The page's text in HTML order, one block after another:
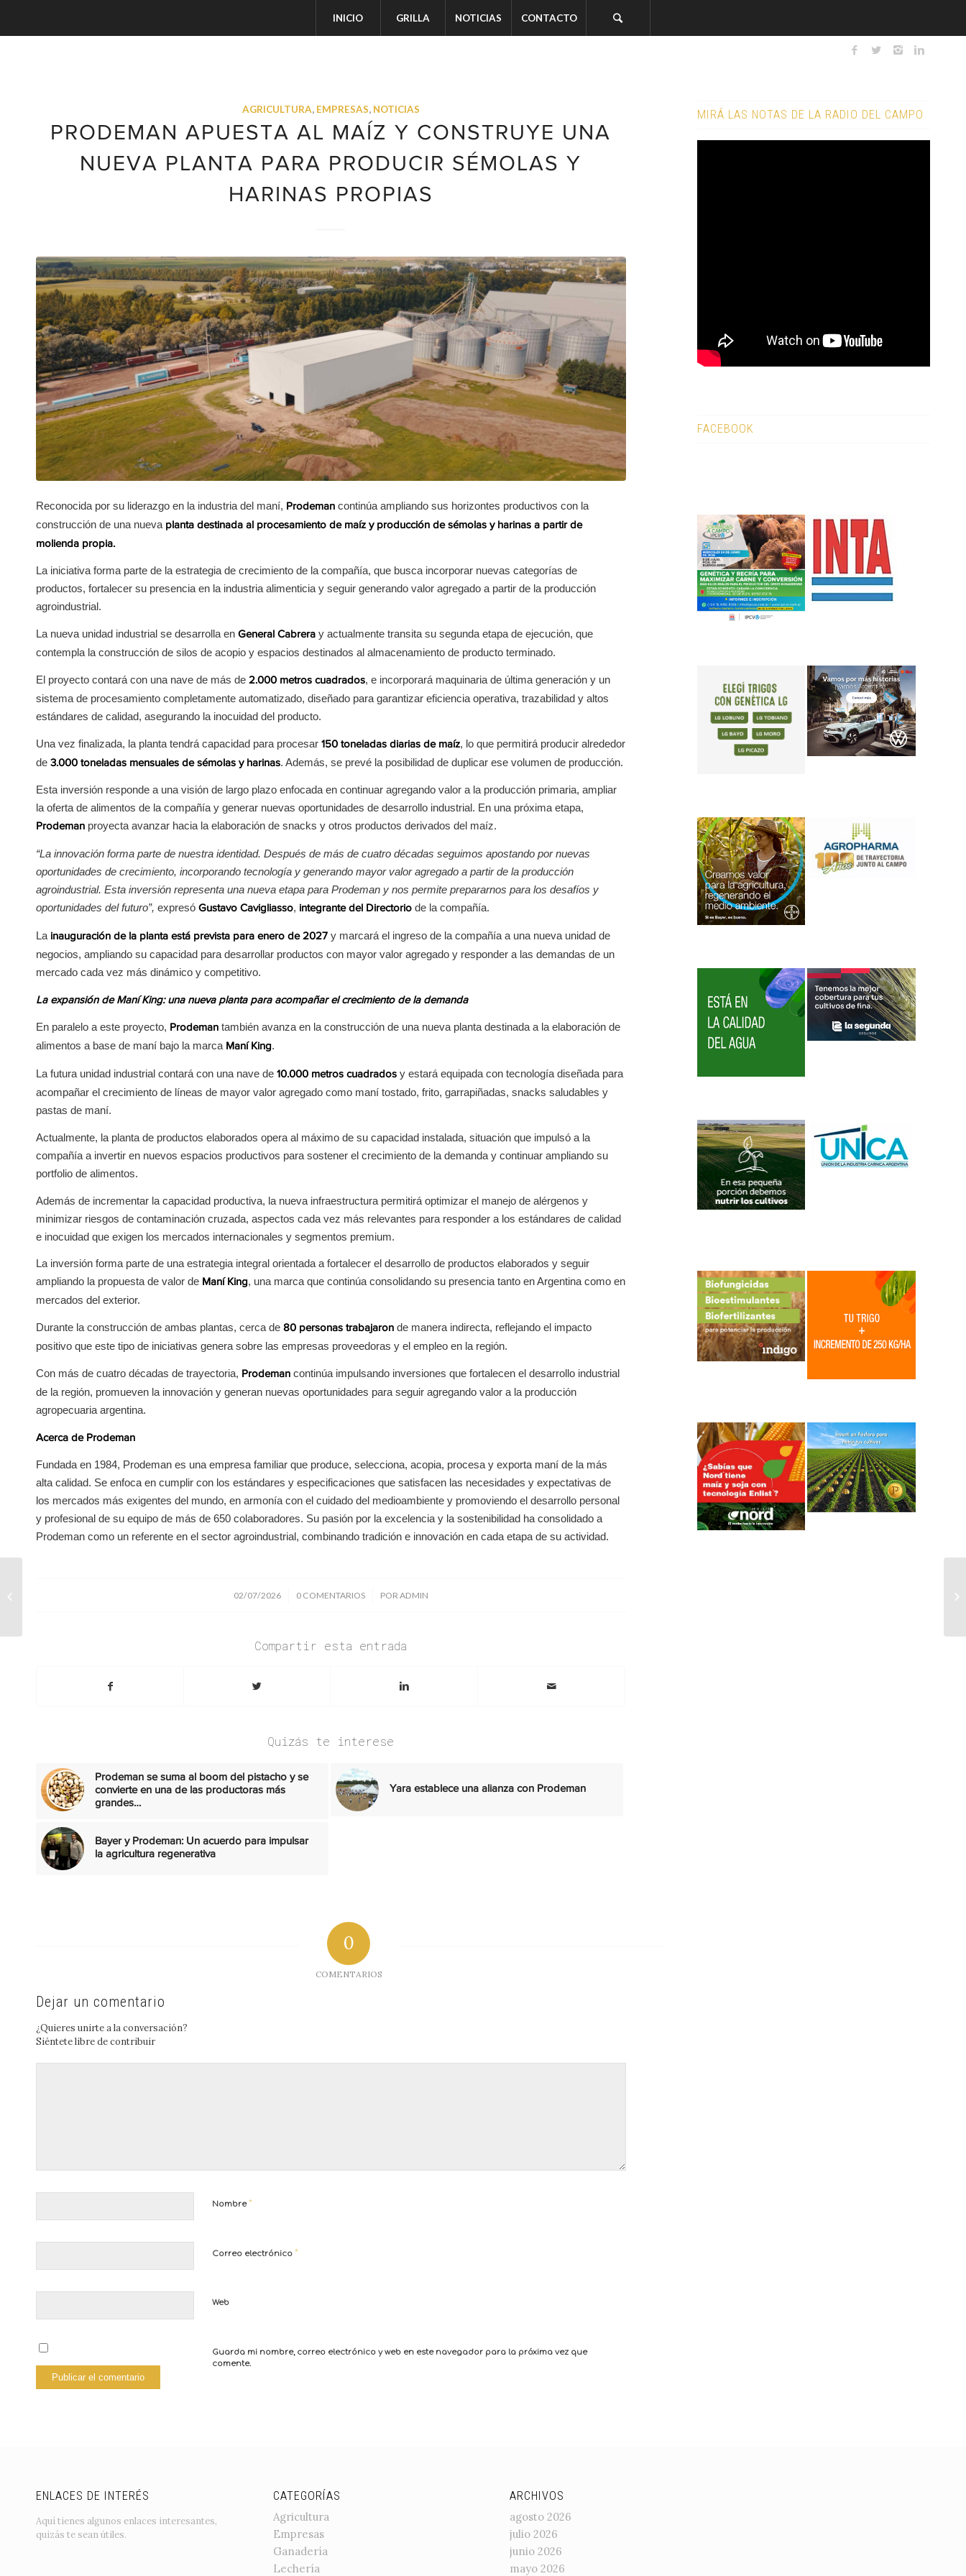
INICIO GRILLA NOTICIAS CONTACTO
AGRICULTURA, EMPRESAS, NOTICIAS
PRODEMAN APUESTA AL MAÍZ Y CONSTRUYE UNA
NUEVA PLANTA PARA PRODUCIR SÉMOLAS Y
HARINAS PROPIAS
Reconocida por su liderazgo en la industria del maní, Prodeman continúa ampliando sus horizontes productivos con la
construcción de una nueva planta destinada al procesamiento de maíz y producción de sémolas y harinas a partir de
molienda propia.
La iniciativa forma parte de la estrategia de crecimiento de la compañía, que busca incorporar nuevas categorías de
productos, fortalecer su presencia en la industria alimenticia y seguir generando valor agregado a partir de la producción
agroindustrial.
La nueva unidad industrial se desarrolla en General Cabrera y actualmente transita su segunda etapa de ejecución, que
contempla la construcción de silos de acopio y espacios destinados al almacenamiento de producto terminado.
El proyecto contará con una nave de más de 2.000 metros cuadrados, e incorporará maquinaria de última generación y un
sistema de procesamiento completamente automatizado, diseñado para garantizar eficiencia operativa, trazabilidad y altos
estándares de calidad, asegurando la inocuidad del producto.
Una vez finalizada, la planta tendrá capacidad para procesar 150 toneladas diarias de maíz, lo que permitirá producir alrededor
de 3.000 toneladas mensuales de sémolas y harinas. Además, se prevé la posibilidad de duplicar ese volumen de producción.
Esta inversión responde a una visión de largo plazo enfocada en continuar agregando valor a la producción primaria, ampliar
la oferta de alimentos de la compañía y generar nuevas oportunidades de desarrollo industrial. En una próxima etapa,
Prodeman proyecta avanzar hacia la elaboración de snacks y otros productos derivados del maíz.
“La innovación forma parte de nuestra identidad. Después de más de cuatro décadas seguimos apostando por nuevas
oportunidades de crecimiento, incorporando tecnología y generando mayor valor agregado a partir de la producción
agroindustrial. Esta inversión representa una nueva etapa para Prodeman y nos permite prepararnos para los desafíos y
oportunidades del futuro”, expresó Gustavo Cavigliasso, integrante del Directorio de la compañía.
Lainauguración de la planta está prevista para enero de 2027 y marcará el ingreso de la compañía a una nueva unidad de
negocios, ampliando su capacidad para desarrollar productos con mayor valor agregado y responder a las demandas de un
mercado cada vez más dinámico y competitivo.
La expansión de Maní King: una nueva planta para acompañar el crecimiento de la demanda
En paralelo a este proyecto, Prodeman también avanza en la construcción de una nueva planta destinada a la elaboración de
alimentos a base de maní bajo la marca Maní King.
La futura unidad industrial contará con una nave de 10.000 metros cuadrados y estará equipada con tecnología diseñada para
acompañar el crecimiento de líneas de mayor valor agregado como maní tostado, frito, garrapiñadas, snacks saludables y
pastas de maní.
Actualmente, la planta de productos elaborados opera al máximo de su capacidad instalada, situación que impulsó a la
compañía a invertir en nuevos espacios productivos para sostener el crecimiento de la demanda y continuar ampliando su
portfolio de alimentos.
Además de incrementar la capacidad productiva, la nueva infraestructura permitirá optimizar el manejo de alérgenos y
minimizar riesgos de contaminación cruzada, aspectos cada vez más relevantes para responder a los estándares de calidad
e inocuidad que exigen los mercados internacionales y segmentos premium.
La inversión forma parte de una estrategia integral orientada a fortalecer el desarrollo de productos elaborados y seguir
ampliando la propuesta de valor de Maní King, una marca que continúa consolidando su presencia tanto en Argentina como en
mercados del exterior.
Durante la construcción de ambas plantas, cerca de 80 personas trabajaron de manera indirecta, reflejando el impacto
positivo que este tipo de iniciativas genera sobre las empresas proveedoras y el empleo en la región.
Con más de cuatro décadas de trayectoria, Prodeman continúa impulsando inversiones que fortalecen el desarrollo industrial
de la región, promueven la innovación y generan nuevas oportunidades para seguir agregando valor a la producción
agropecuaria argentina.
Acerca de Prodeman
Fundada en 1984, Prodeman es una empresa familiar que produce, selecciona, acopia, procesa y exporta maní de la más
alta calidad. Se enfoca en cumplir con los estándares y especificaciones que satisfacen las necesidades y expectativas de
los mercados más exigentes del mundo, en armonía con el cuidado del medioambiente y promoviendo el desarrollo personal
y profesional de su equipo de más de 650 colaboradores. Su pasión por la excelencia y la sostenibilidad ha consolidado a
Prodeman como un referente en el sector agroindustrial, combinando tradición e innovación en cada etapa de su actividad.
02/07/2026
/ 0 COMENTARIOS
/ PORADMIN
Compartir esta entrada
Quizás te interese
Prodeman se suma al boom del pistacho y se
convierte en una de las productoras más
grandes…
Yara establece una alianza con Prodeman
Bayer y Prodeman: Un acuerdo para impulsar
la agricultura regenerativa
0
COMENTARIOS
Dejar un comentario
¿Quieres unirte a la conversación?
Siéntete libre de contribuir
Nombre*
Correo electrónico *
Web
Guarda mi nombre, correo electrónico y web en este navegador para la próxima vez que
comente.
MIRÁ LAS NOTAS DE LA RADIO DEL CAMPO
FACEBOOK
ENLACES DE INTERÉS
Aquí tienes algunos enlaces interesantes,
quizás te sean útiles.
CATEGORÍAS
Agricultura
Empresas
Ganadería
Lechería
ARCHIVOS
agosto 2026
julio 2026
junio 2026
mayo 2026